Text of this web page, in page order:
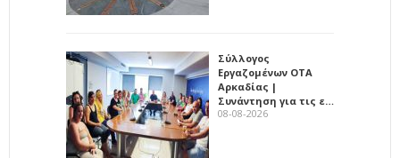
Σύλλογος
Εργαζομένων ΟΤΑ
Αρκαδίας |
Συνάντηση για τις ε…
08-08-2026